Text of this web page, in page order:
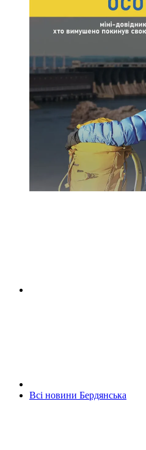
Всі новини Бердянська